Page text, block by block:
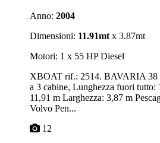
Anno: 2004
Dimensioni: 11.91mt x 3.87mt
Motori: 1 x 55 HP Diesel
XBOAT rif.: 2514. BAVARIA 38
a 3 cabine, Lunghezza fuori tutto:
11,91 m Larghezza: 3,87 m
Volvo Pen...
12